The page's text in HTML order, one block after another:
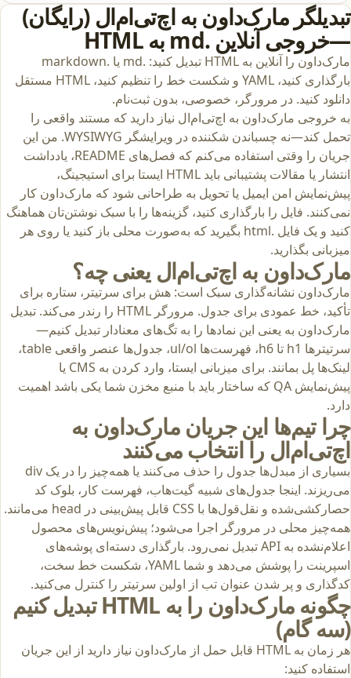
تبدیلگر مارک‌داون به اچ‌تی‌ام‌ال (رایگان)
—خروجی آنلاین .md به HTML
مارک‌داون را آنلاین به HTML تبدیل کنید: .md یا .markdown
بارگذاری کنید، YAML و شکست خط را تنظیم کنید، HTML مستقل
دانلود کنید. در مرورگر، خصوصی، بدون ثبت‌نام.
به خروجی مارک‌داون به اچ‌تی‌ام‌ال نیاز دارید که مستند واقعی را
تحمل کند—نه چسباندن شکننده در ویرایشگر WYSIWYG. من این
جریان را وقتی استفاده می‌کنم که فصل‌های README، یادداشت
انتشار یا مقالات پشتیبانی باید HTML ایستا برای استیجینگ،
پیش‌نمایش امن ایمیل یا تحویل به طراحانی شود که مارک‌داون کار
نمی‌کنند. فایل را بارگذاری کنید، گزینه‌ها را با سبک نوشتن‌تان هماهنگ
کنید و یک فایل .html بگیرید که به‌صورت محلی باز کنید یا روی هر
میزبانی بگذارید.
مارک‌داون به اچ‌تی‌ام‌ال یعنی چه؟
مارک‌داون نشانه‌گذاری سبک است: هش برای سرتیتر، ستاره برای
تأکید، خط عمودی برای جدول. مرورگر HTML را رندر می‌کند. تبدیل
مارک‌داون به یعنی این نمادها را به تگ‌های معنادار تبدیل کنیم—
سرتیترها h1 تا h6، فهرست‌ها ul/ol، جدول‌ها عنصر واقعی table،
لینک‌ها پل بمانند. برای میزبانی ایستا، وارد کردن به CMS یا
پیش‌نمایش QA که ساختار باید با منبع مخزن شما یکی باشد اهمیت
دارد.
چرا تیم‌ها این جریان مارک‌داون به
اچ‌تی‌ام‌ال را انتخاب می‌کنند
بسیاری از مبدل‌ها جدول را حذف می‌کنند یا همه‌چیز را در یک div
می‌ریزند. اینجا جدول‌های شبیه گیت‌هاب، فهرست کار، بلوک کد
حصارکشی‌شده و نقل‌قول‌ها با CSS قابل پیش‌بینی در head می‌مانند.
همه‌چیز محلی در مرورگر اجرا می‌شود؛ پیش‌نویس‌های محصول
اعلام‌نشده به API تبدیل نمی‌رود. بارگذاری دسته‌ای پوشه‌های
اسپرینت را پوشش می‌دهد و شما YAML، شکست خط سخت،
کدگذاری و پر شدن عنوان تب از اولین سرتیتر را کنترل می‌کنید.
چگونه مارک‌داون را به HTML تبدیل کنیم
(سه گام)
هر زمان به HTML قابل حمل از مارک‌داون نیاز دارید از این جریان
استفاده کنید: